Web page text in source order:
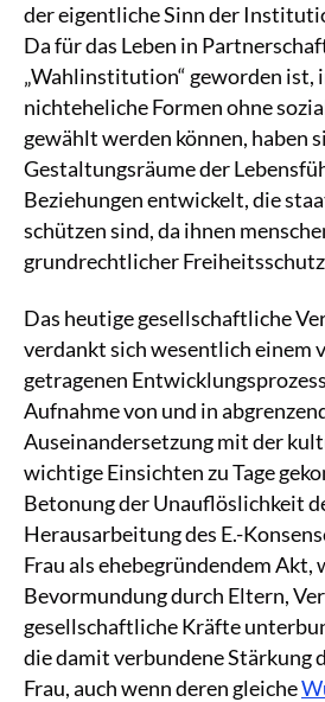
der eigentliche Sinn der
Da für das Leben in
„Wahlinstitution“ geworden ist,
nichteheliche Formen ohne
gewählt werden können, haben
Gestaltungsräume der
Beziehungen entwickelt, die
schützen sind, da ihnen
grundrechtlicher
Das heutige gesellschaftliche
verdankt sich wesentlich einem
getragenen
Aufnahme von und in
Auseinandersetzung mit der
wichtige Einsichten zu Tage
Betonung der Unauflöslichkeit
Herausarbeitung des E.-
Frau als ehebegründendem
Bevormundung durch Eltern,
gesellschaftliche Kräfte
die damit verbundene Stärkung
Frau, auch wenn deren gleiche